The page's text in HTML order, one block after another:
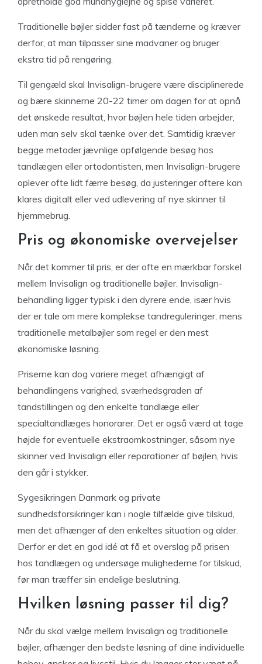
Traditionelle bøjler sidder fast på tænderne og kræver
derfor, at man tilpasser sine madvaner og bruger
ekstra tid på rengøring.
Til gengæld skal Invisalign-brugere være disciplinerede
og bære skinnerne 20-22 timer om dagen for at opnå
det ønskede resultat, hvor bøjlen hele tiden arbejder,
uden man selv skal tænke over det. Samtidig kræver
begge metoder jævnlige opfølgende besøg hos
tandlægen eller ortodontisten, men Invisalign-brugere
oplever ofte lidt færre besøg, da justeringer oftere kan
klares digitalt eller ved udlevering af nye skinner til
hjemmebrug.
Pris og økonomiske overvejelser
Når det kommer til pris, er der ofte en mærkbar forskel
mellem Invisalign og traditionelle bøjler. Invisalign-
behandling ligger typisk i den dyrere ende, især hvis
der er tale om mere komplekse tandreguleringer, mens
traditionelle metalbøjler som regel er den mest
økonomiske løsning.
Priserne kan dog variere meget afhængigt af
behandlingens varighed, sværhedsgraden af
tandstillingen og den enkelte tandlæge eller
specialtandlæges honorarer. Det er også værd at tage
højde for eventuelle ekstraomkostninger, såsom nye
skinner ved Invisalign eller reparationer af bøjlen, hvis
den går i stykker.
Sygesikringen Danmark og private
sundhedsforsikringer kan i nogle tilfælde give tilskud,
men det afhænger af den enkeltes situation og alder.
Derfor er det en god idé at få et overslag på prisen
hos tandlægen og undersøge mulighederne for tilskud,
før man træffer sin endelige beslutning.
Hvilken løsning passer til dig?
Når du skal vælge mellem Invisalign og traditionelle
bøjler, afhænger den bedste løsning af dine individuelle